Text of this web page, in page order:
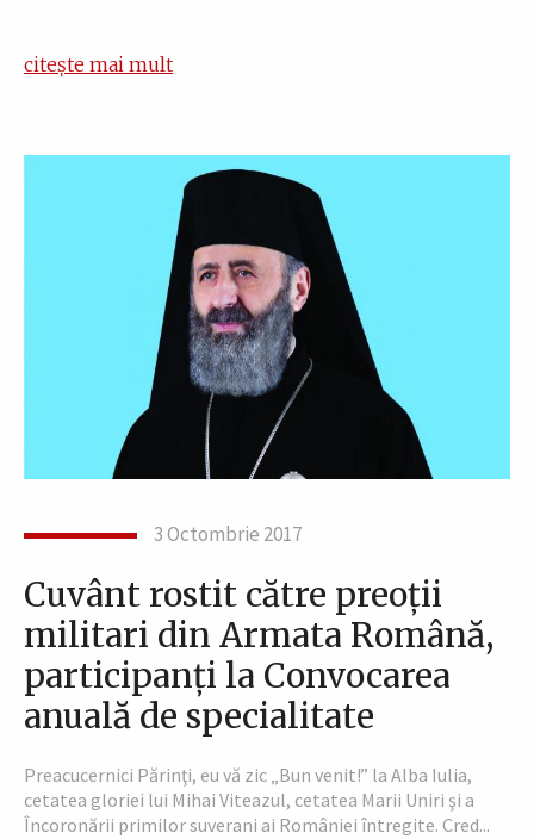
citește mai mult
3 Octombrie 2017
Cuvânt rostit către preoţii
militari din Armata Română,
participanţi la Convocarea
anuală de specialitate
Preacucernici Părinţi, eu vă zic „Bun venit!” la Alba Iulia,
cetatea gloriei lui Mihai Viteazul, cetatea Marii Uniri şi a
Încoronării primilor suverani ai României întregite. Cred...